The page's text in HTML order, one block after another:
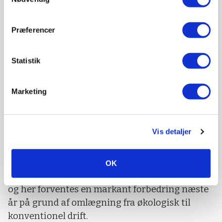
Præferencer
Statistik
Marketing
Vis detaljer
OK
Foto: Niels Hougaard
Mere enkelt fremover
tidskrævende, men Klaus Kristiansen vurderer,
at det vil være meget mere enkelt fremover.
For eksempel vil der blive tale om opdatering af
klimaregnskabet. Her bruges Arlas
beregningsmodel for klimaaftryk pr. kg mælk,
og her forventes en markant forbedring næste
år på grund af omlægning fra økologisk til
konventionel drift.